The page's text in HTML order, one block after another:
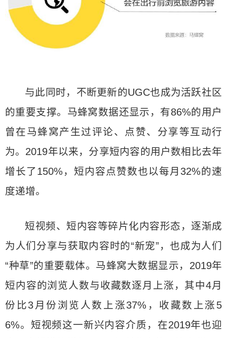
与此同时，不断更新的UGC也成为活跃社区
的重要支撑。马蜂窝数据还显示，有86%的用户
曾在马蜂窝产生过评论、点赞、分享等互动行
为。2019年以来，分享短内容的用户数相比去年
增长了150%，短内容点赞数也以每月32%的速
度递增。
短视频、短内容等碎片化内容形态，逐渐成
为人们分享与获取内容时的“新宠”，也成为人们
“种草”的重要载体。马蜂窝大数据显示，2019年
短内容的浏览人数与收藏数逐月上涨，其中4月
份比3月份浏览人数上涨37%，收藏数上涨5
6%。短视频这一新兴内容介质，在2019年也迎